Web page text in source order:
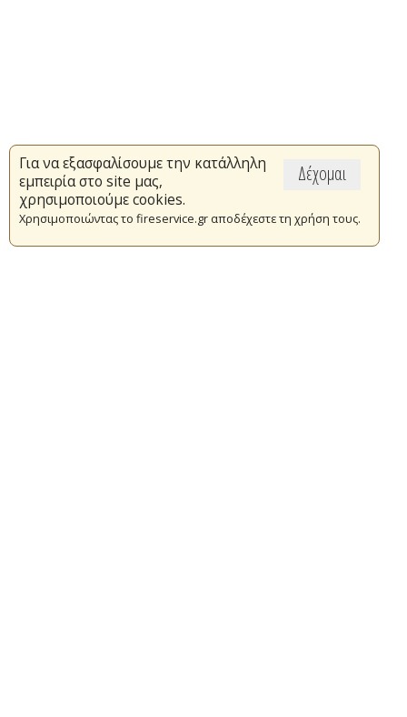
Δέχομαι
Για να εξασφαλίσουμε την κατάλληλη
εμπειρία στο site μας,
χρησιμοποιούμε cookies.
Χρησιμοποιώντας το fireservice.gr αποδέχεστε τη χρήση τους.